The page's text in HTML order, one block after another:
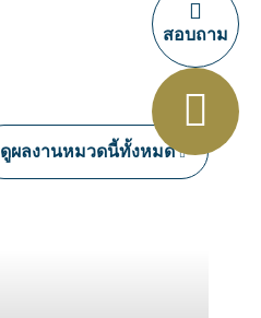
สอบถาม
ดูผลงานหมวดนี้ทั้งหมด